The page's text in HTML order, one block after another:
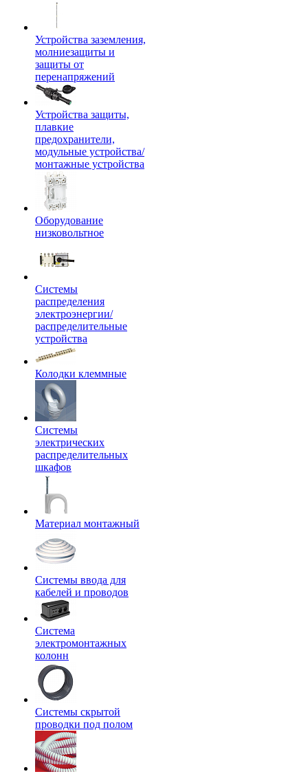
Устройства заземления,
молниезащиты и
защиты от
перенапряжений
Устройства защиты,
плавкие
предохранители,
модульные устройства/
монтажные устройства
Оборудование
низковольтное
Системы
распределения
электроэнергии/
распределительные
устройства
Колодки клеммные
Системы
электрических
распределительных
шкафов
Материал монтажный
Системы ввода для
кабелей и проводов
Система
электромонтажных
колонн
Системы скрытой
проводки под полом